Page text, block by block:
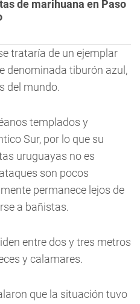
de marihuana en Paso
trataría de un ejemplar
denominada tiburón azul,
del mundo.
templados y
Sur, por lo que su
uruguayas no es
son pocos
permanece lejos de
a bañistas.
entre dos y tres metros
y calamares.
que la situación tuvo